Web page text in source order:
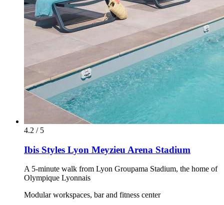
4.2 / 5
Ibis Styles Lyon Meyzieu Arena Stadium
A 5-minute walk from Lyon Groupama Stadium, the home of
Olympique Lyonnais
Modular workspaces, bar and fitness center